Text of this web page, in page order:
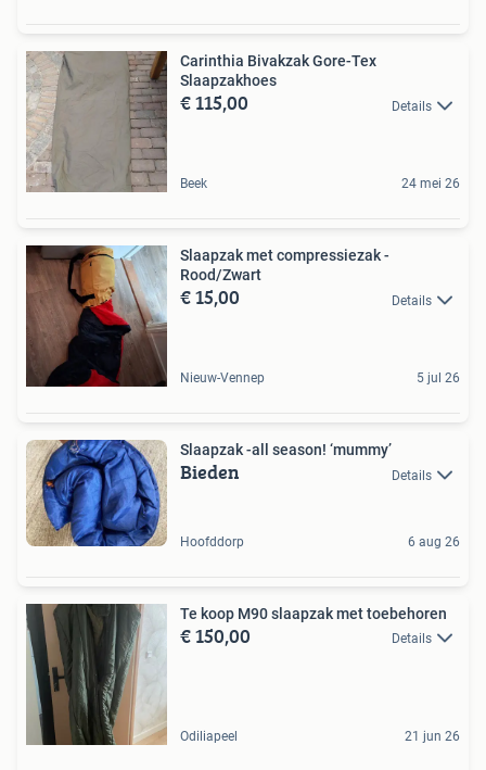
Carinthia Bivakzak Gore-Tex
Slaapzakhoes
€ 115,00 Details
Beek 24 mei 26
Slaapzak met compressiezak -
Rood/Zwart
€ 15,00 Details
Nieuw-Vennep 5 jul 26
Slaapzak -all season! ‘mummy’
Bieden Details
Hoofddorp 6 aug 26
Te koop M90 slaapzak met toebehoren
€ 150,00 Details
Odiliapeel 21 jun 26